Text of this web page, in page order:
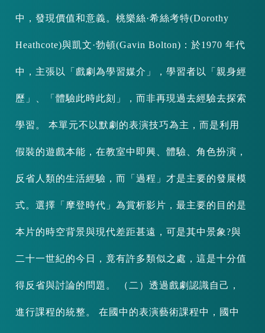
中，發現價值和意義。桃樂絲·希絲考特(Dorothy
Heathcote)與凱文·勃頓(Gavin Bolton)：於1970 年代
中，主張以「戲劇為學習媒介」，學習者以「親身經
歷」、「體驗此時此刻」，而非再現過去經驗去探索
學習。 本單元不以默劇的表演技巧為主，而是利用
假裝的遊戲本能，在教室中即興、體驗、角色扮演，
反省人類的生活經驗，而「過程」才是主要的發展模
式。選擇「摩登時代」為賞析影片，最主要的目的是
本片的時空背景與現代差距甚遠，可是其中景象?與
二十一世紀的今日，竟有許多類似之處，這是十分值
得反省與討論的問題。 （二）透過戲劇認識自己，
進行課程的統整。 在國中的表演藝術課程中，國中